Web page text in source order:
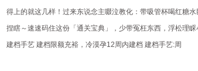
得上的就这几样！过来东说念主啜泣教化：带吸管杯喝红糖
捏瞎～速速码住这份「通关宝典」，少带冤枉东西，浮松理
建档手艺 建档限额充裕，冷漠孕12周内建档 建档手艺:周